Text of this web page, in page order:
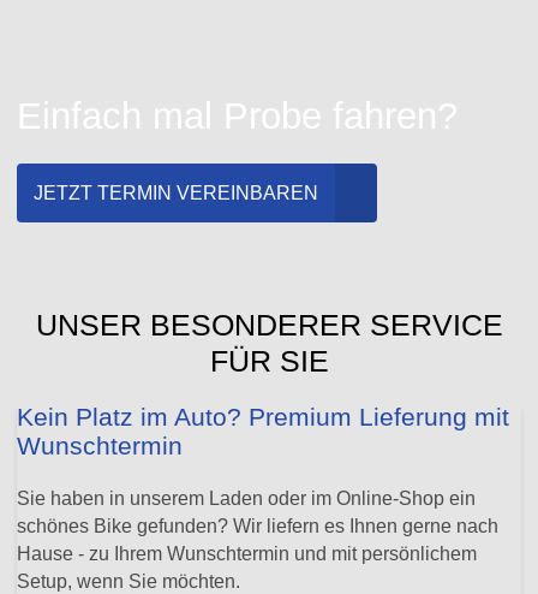
Einfach mal Probe fahren?
JETZT TERMIN VEREINBAREN
UNSER BESONDERER SERVICE
FÜR SIE
Kein Platz im Auto? Premium Lieferung mit
Wunschtermin
Sie haben in unserem Laden oder im Online-Shop ein
schönes Bike gefunden? Wir liefern es Ihnen gerne nach
Hause - zu Ihrem Wunschtermin und mit persönlichem
Setup, wenn Sie möchten.